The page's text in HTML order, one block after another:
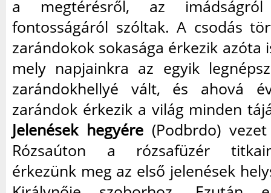
a megtérésről, az
fontosságáról szóltak. A csodás
zarándokok sokasága érkezik azóta
mely napjainkra az egyik
zarándokhellyé vált, és ahová
zarándok érkezik a világ minden
Jelenések hegyére (Podbrdo)
Rózsaúton a rózsafüzér
érkezünk meg az első jelenések